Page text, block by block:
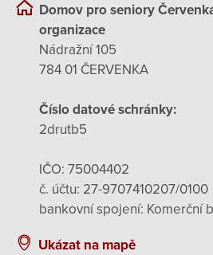
Domov pro seniory
organizace
Nádražní 105
784 01 ČERVENKA
Číslo datové schránky:
2drutb5
IČO: 75004402
č. účtu: 27-9707410207/0100
bankovní spojení: Komerční
Ukázat na mapě